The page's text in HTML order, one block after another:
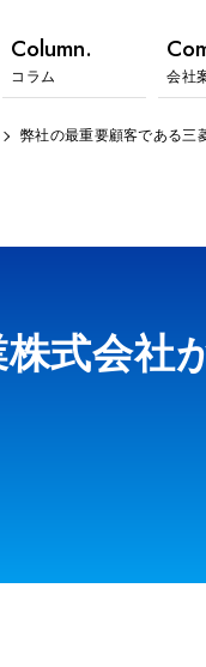
Column.
コラム 会社
弊社の最重要顧客である三
式会